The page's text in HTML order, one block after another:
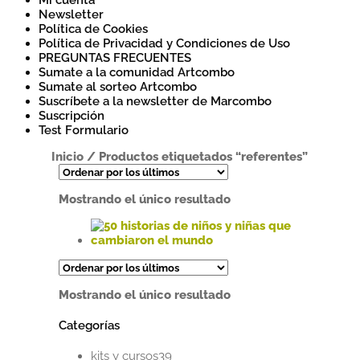
Newsletter
Política de Cookies
Política de Privacidad y Condiciones de Uso
PREGUNTAS FRECUENTES
Sumate a la comunidad Artcombo
Sumate al sorteo Artcombo
Suscríbete a la newsletter de Marcombo
Suscripción
Test Formulario
Inicio / Productos etiquetados “referentes”
Mostrando el único resultado
producto
múltiples
Las
se
Mostrando el único resultado
Categorías
kits y cursos3939